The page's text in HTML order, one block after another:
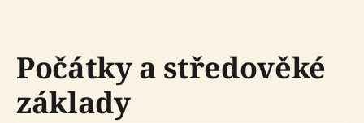
Počátky a středověké
základy